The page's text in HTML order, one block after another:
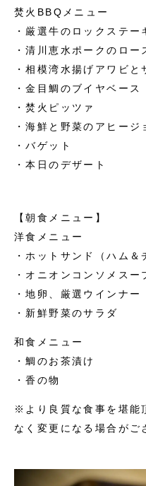
焚火BBQメニュー
・厳選牛のロックステー
・清川恵水ポークのロー
・相模湾水揚げアワビと
・金目鯛のブイヤベース
・焚火ピッツァ
・海鮮と野菜のアヒージ
・バゲット
・本日のデザート
【朝食メニュー】
洋食メニュー
・ホットサンド（ハム＆
・オニオンコンソメスー
・地卵、厳選ウインナー
・新鮮野菜のサラダ
和食メニュー
・鯛のお茶漬け
・香の物
※より良質な食事を堪能
なく変更になる場合がご